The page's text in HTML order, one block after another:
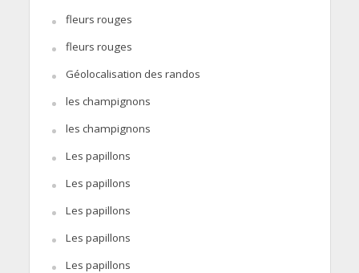
fleurs rouges
fleurs rouges
Géolocalisation des randos
les champignons
les champignons
Les papillons
Les papillons
Les papillons
Les papillons
Les papillons